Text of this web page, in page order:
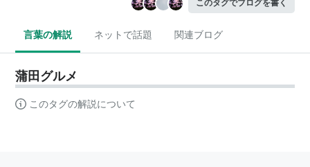
このタグでブログを書く
言葉の解説 ネットで話題 関連ブログ
蒲田グルメ
このタグの解説について